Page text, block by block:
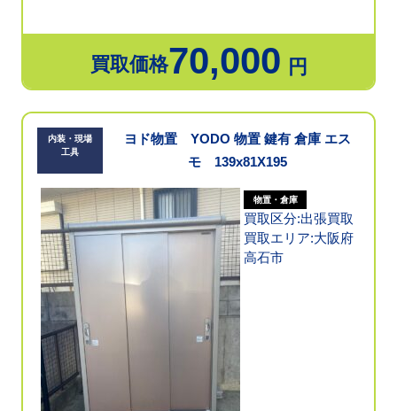
買取価格70,000 円
内装・現場
工具
ヨド物置 YODO 物置 鍵有 倉庫 エス
モ 139x81X195
物置・倉庫
買取区分:出張買取
買取エリア:大阪府
高石市